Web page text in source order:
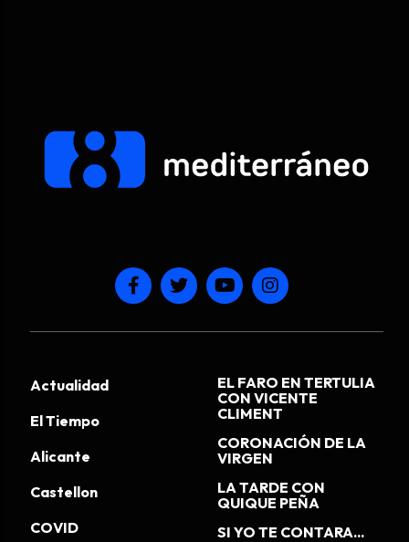
Actualidad
El Tiempo
Alicante
Castellon
COVID
EL FARO EN TERTULIA
CON VICENTE
CLIMENT
CORONACIÓN DE LA
VIRGEN
LA TARDE CON
QUIQUE PEÑA
SI YO TE CONTARA...